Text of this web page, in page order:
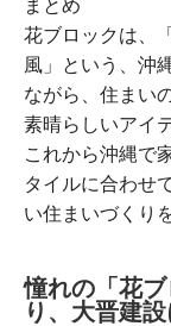
まとめ
花ブロックは、
風」という、沖
ながら、住まい
素晴らしいアイ
これから沖縄で
タイルに合わせ
い住まいづくり
憧れの「花ブ
り、大晋建